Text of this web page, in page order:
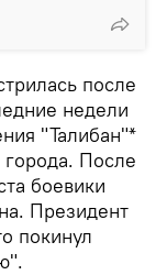
после
недели
"Талибан"*
После
боевики
Президент
покинул